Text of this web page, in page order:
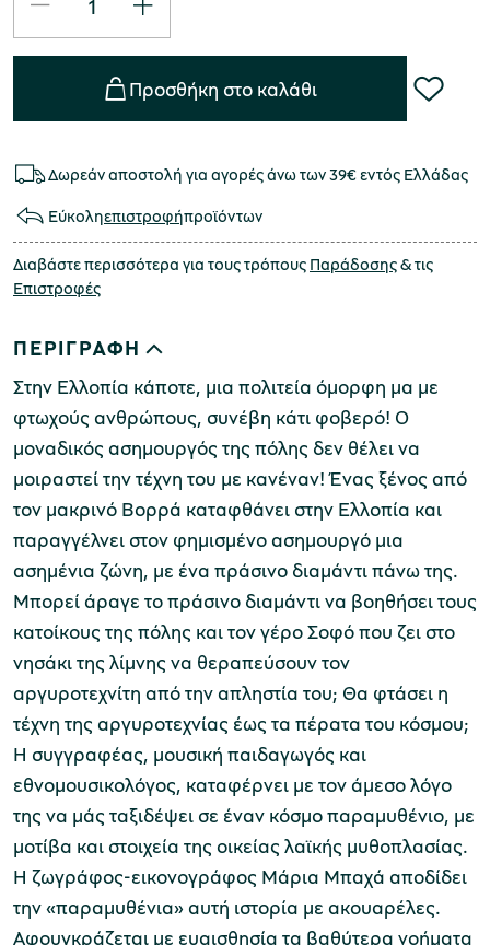
Προσθήκη στο καλάθι
Δωρεάν αποστολή για αγορές άνω των 39€ εντός Ελλάδας
Εύκοληεπιστροφήπροϊόντων
Διαβάστε περισσότερα για τους τρόπους Παράδοσης& τις
Επιστροφές
ΠΕΡΙΓΡΑΦΗ
Στην Ελλοπία κάποτε, μια πολιτεία όμορφη μα με
φτωχούς ανθρώπους, συνέβη κάτι φοβερό! Ο
μοναδικός ασημουργός της πόλης δεν θέλει να
μοιραστεί την τέχνη του με κανέναν!Ένας ξένος από
τον μακρινό Βορρά καταφθάνει στην Ελλοπία και
παραγγέλνει στον φημισμένο ασημουργό μια
ασημένια ζώνη, με ένα πράσινο διαμάντι πάνω της.
Μπορεί άραγε το πράσινο διαμάντι να βοηθήσει τους
κατοίκους της πόλης και τον γέρο Σοφό που ζει στο
νησάκι της λίμνης να θεραπεύσουν τον
αργυροτεχνίτη από την απληστία του; Θα φτάσει η
τέχνη της αργυροτεχνίας έως τα πέρατα του κόσμου;
Η συγγραφέας, μουσική παιδαγωγός και
εθνομουσικολόγος, καταφέρνει με τον άμεσο λόγο
της να μάς ταξιδέψει σε έναν κόσμο παραμυθένιο, με
μοτίβα και στοιχεία της οικείας λαϊκής μυθοπλασίας.
Η ζωγράφος-εικονογράφος Μάρια Μπαχά αποδίδει
την«παραμυθένια»αυτή ιστορία με ακουαρέλες.
Αφουγκράζεται με ευαισθησία τα βαθύτερα νοήματα